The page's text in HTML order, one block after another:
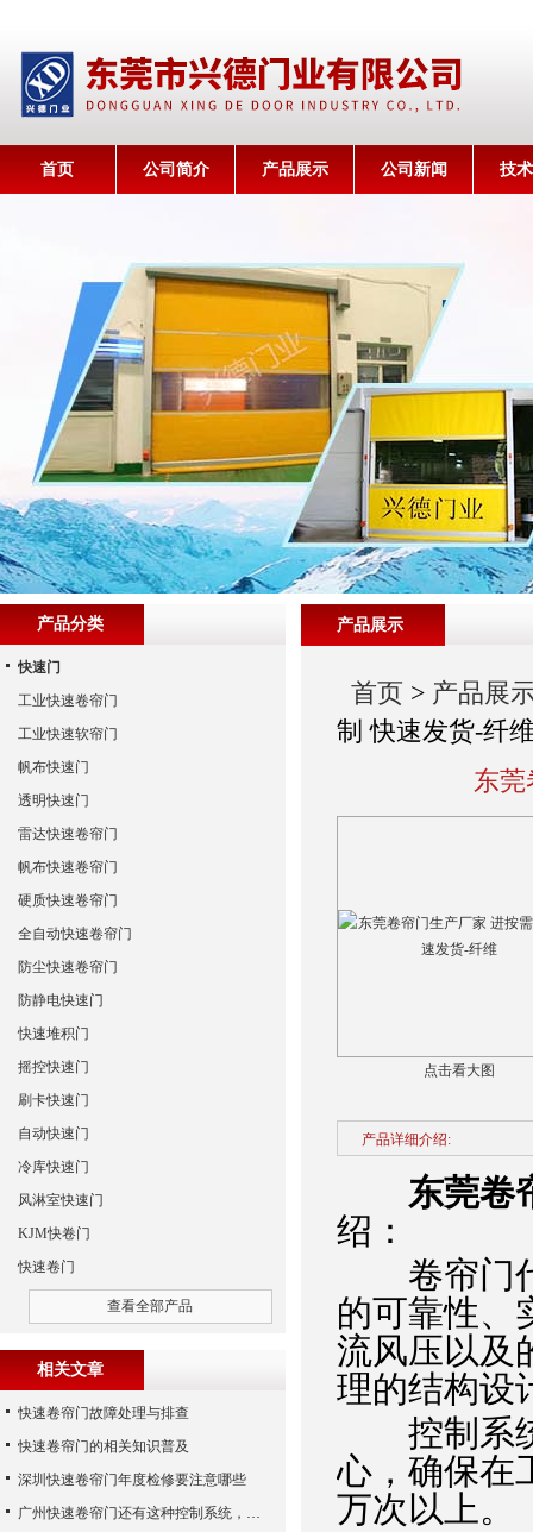
首页 公司简介 产品展示 公司新闻 技
产品展示
首页 > 产品展
制 快速发货-纤
东莞
点击看大图
产品详细介绍:
东莞卷
绍：
卷帘门代
的可靠性、
流风压以及
理的结构设
控制系统
心，确保在
万次以上。
产品分类
快速门
工业快速卷帘门
工业快速软帘门
帆布快速门
透明快速门
雷达快速卷帘门
帆布快速卷帘门
硬质快速卷帘门
全自动快速卷帘门
防尘快速卷帘门
防静电快速门
快速堆积门
摇控快速门
刷卡快速门
自动快速门
冷库快速门
风淋室快速门
KJM快卷门
快速卷门
查看全部产品
相关文章
快速卷帘门故障处理与排查
快速卷帘门的相关知识普及
深圳快速卷帘门年度检修要注意哪些
广州快速卷帘门还有这种控制系统，您知道吗？